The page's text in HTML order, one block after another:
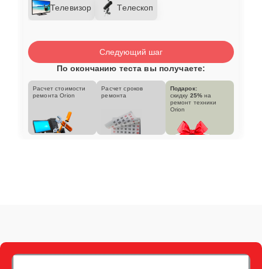
Телевизор Телескоп
Следующий шаг
По окончанию теста вы получаете:
Расчет стоимости
ремонта Orion
Расчет сроков
ремонта
Подарок:
скидку 25% на
ремонт техники
Orion